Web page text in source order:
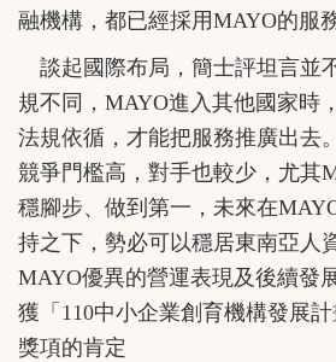
融機構，都已經採用MAYO的服務
談起國際布局，簡士評坦言並
規不同，MAYO進入其他國家時
法規依循，才能把服務推廣出去
競爭門檻高，對手也較少，尤其
穩腳步、做到第一，未來在
持之下，勢必可以穩居東南亞人
MAYO優異的營運表現及後續發
獲「110中小企業創育機構發展
獎項的肯定